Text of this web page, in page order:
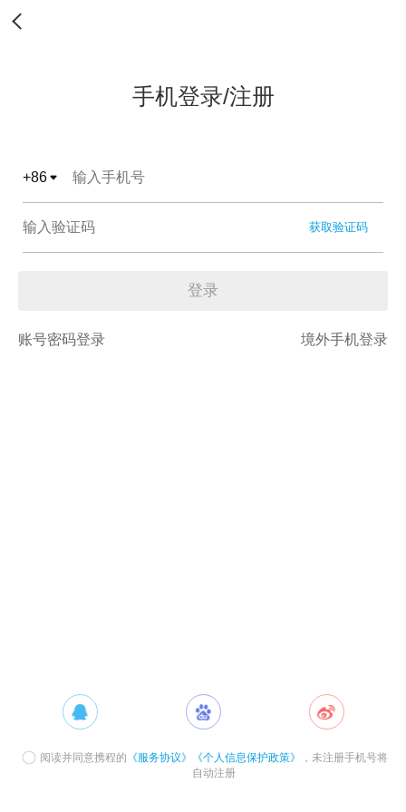
手机登录/注册
+86
获取验证码
登录
账号密码登录 境外手机登录
阅读并同意携程的 《服务协议》 《个人信息保护政策》
，未注册手机号将
自动注册